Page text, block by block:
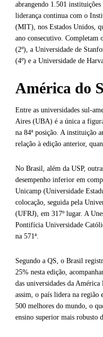
abrangendo 1.501
liderança continua com o
(MIT), nos Estados Unidos,
ano consecutivo.
(2º), a Universidade de
(4º) e a Universidade de
América do
Entre as universidades sul-
Aires (UBA) é a única a
na 84ª posição. A instituição
relação à edição anterior,
No Brasil, além da USP,
desempenho inferior em
Unicamp (Universidade
colocação, seguida pela
(UFRJ), em 317º lugar. A
Pontifícia Universidade
na 571ª.
Segundo a QS, o Brasil
25% nesta edição,
das universidades da
assim, o país lidera na região
500 melhores do mundo, o
ensino superior mais robusto